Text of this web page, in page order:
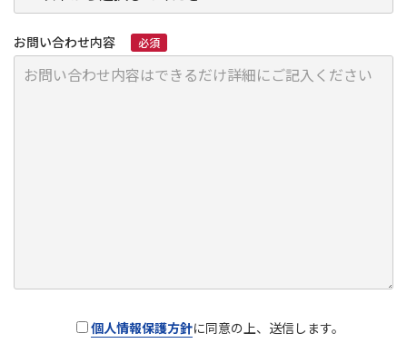
お問い合わせ内容 必須
個人情報保護方針に同意の上、送信します。